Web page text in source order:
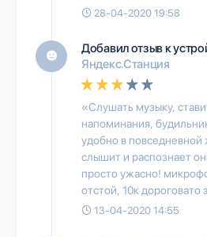
28-04-2020 19:58
Добавил отзыв к
Яндекс.Станция
«Слушать музыку,
напоминания,
удобно в повседневной
слышит и распознает
просто ужасно!
отстой, 10к дороговато
13-04-2020 14:55